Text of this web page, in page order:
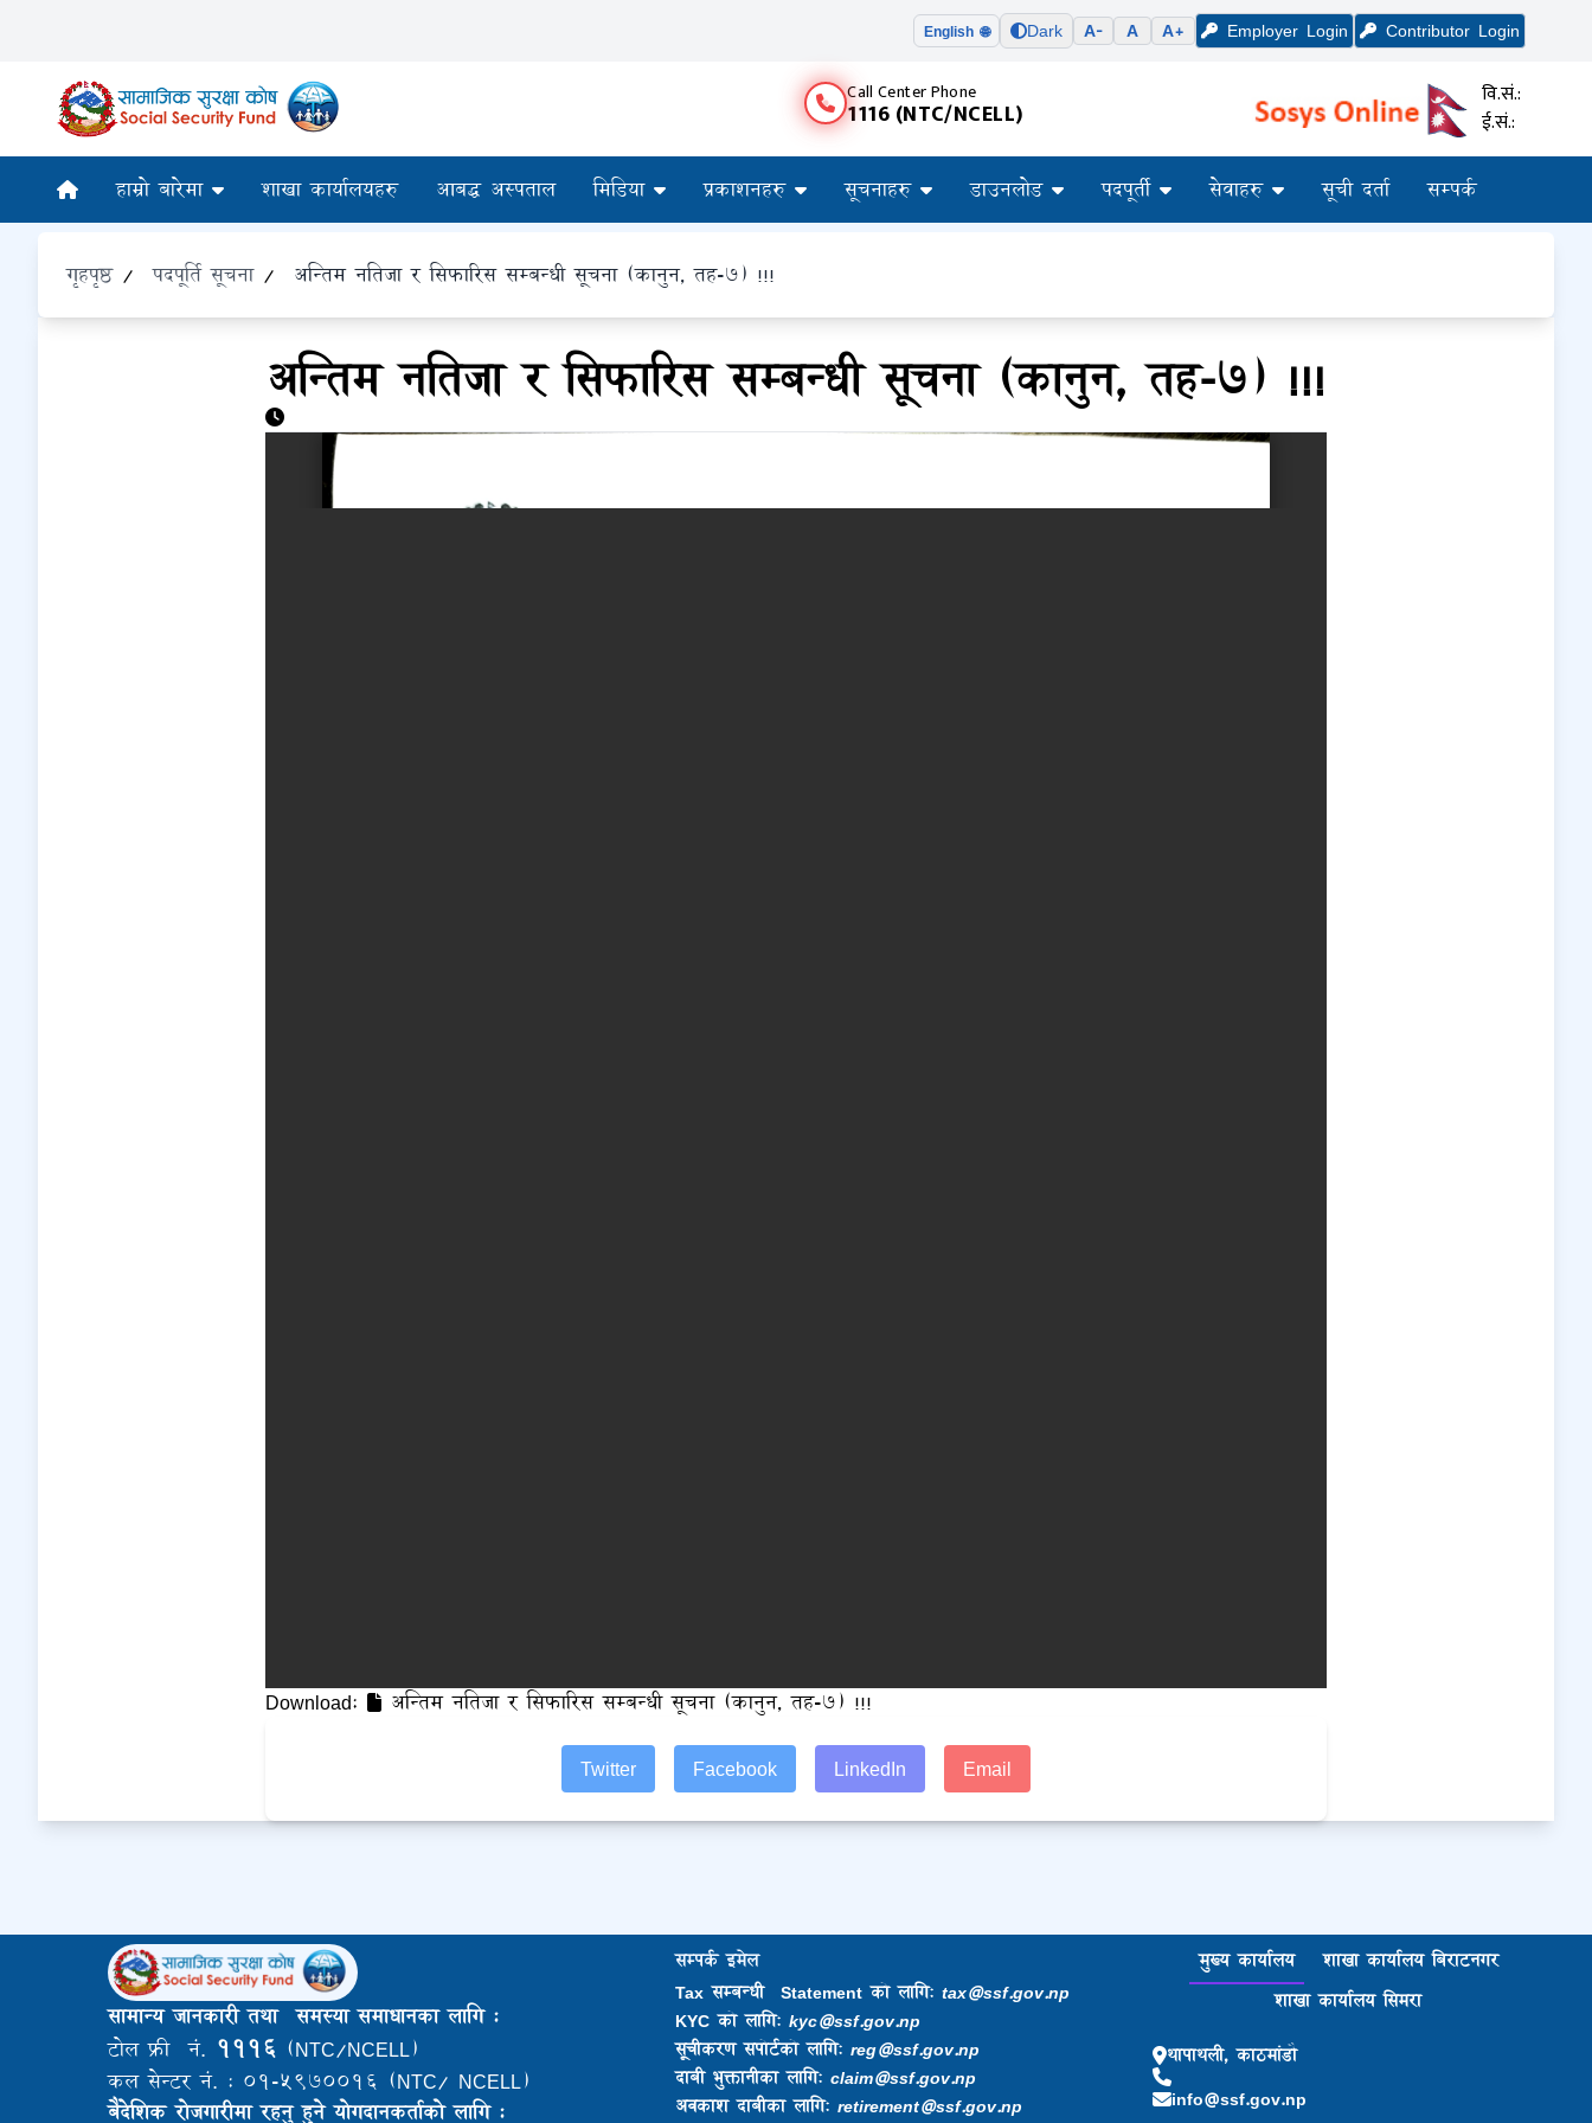
English 🌐 Dark A- A A+ Employer Login Contributor Login
Call Center Phone
1116 (NTC/NCELL)
वि.सं.:
ई.सं.:
हाम्रो बारेमा शाखा कार्यालयहरु आबद्ध अस्पताल मिडिया प्रकाशनहरु सूचनाहरु डाउनलोड पदपूर्ती सेवाहरु सूची दर्ता सम्पर्क
गृहपृष्ठ / पदपूर्ति सूचना / अन्तिम नतिजा र सिफारिस सम्बन्धी सूचना (कानुन, तह-७) !!!
अन्तिम नतिजा र सिफारिस सम्बन्धी सूचना (कानुन, तह-७) !!!
Download: अन्तिम नतिजा र सिफारिस सम्बन्धी सूचना (कानुन, तह-७) !!!
Twitter Facebook LinkedIn Email
सामान्य जानकारी तथा समस्या समाधानका लागि :
टोल फ्री नं. १११६ (NTC/NCELL)
कल सेन्टर नं. : ०१-५९७००१६ (NTC/ NCELL)
बैदेशिक राेजगारीमा रहनु हुने याेगदानकर्ताकाे लागि :
सम्पर्क इमेल
Tax सम्बन्धी Statement को लागि: tax@ssf.gov.np
KYC को लागि: kyc@ssf.gov.np
सूचीकरण सपोर्टको लागि: reg@ssf.gov.np
दाबी भुक्तानीका लागि: claim@ssf.gov.np
अवकाश दाबीका लागि: retirement@ssf.gov.np
मुख्य कार्यालय
शाखा कार्यालय बिराटनगर
शाखा कार्यालय सिमरा
थापाथली, काठमांडौ
info@ssf.gov.np